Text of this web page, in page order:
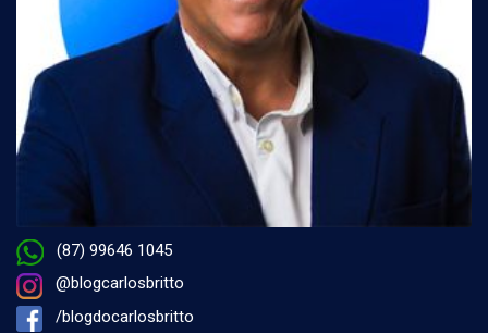
(87) 99646 1045
@blogcarlosbritto
/blogdocarlosbritto